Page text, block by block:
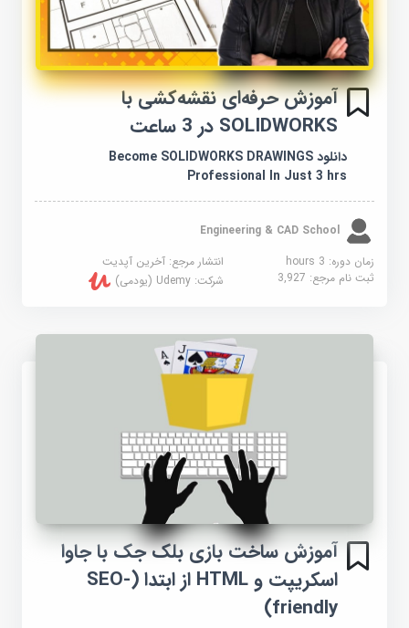
آموزش حرفه‌ای نقشه‌کشی با
SOLIDWORKS در 3 ساعت
دانلود Become SOLIDWORKS DRAWINGS
Professional In Just 3 hrs
Engineering & CAD School
زمان دوره: 3 hours
انتشار مرجع:آخرین آپدیت
ثبت نام مرجع:3,927 شرکت:Udemy (یودمی)
آموزش ساخت بازی بلک جک با جاوا
اسکریپت و HTML از ابتدا (SEO-
friendly)